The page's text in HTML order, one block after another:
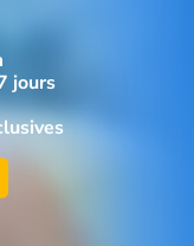
jours